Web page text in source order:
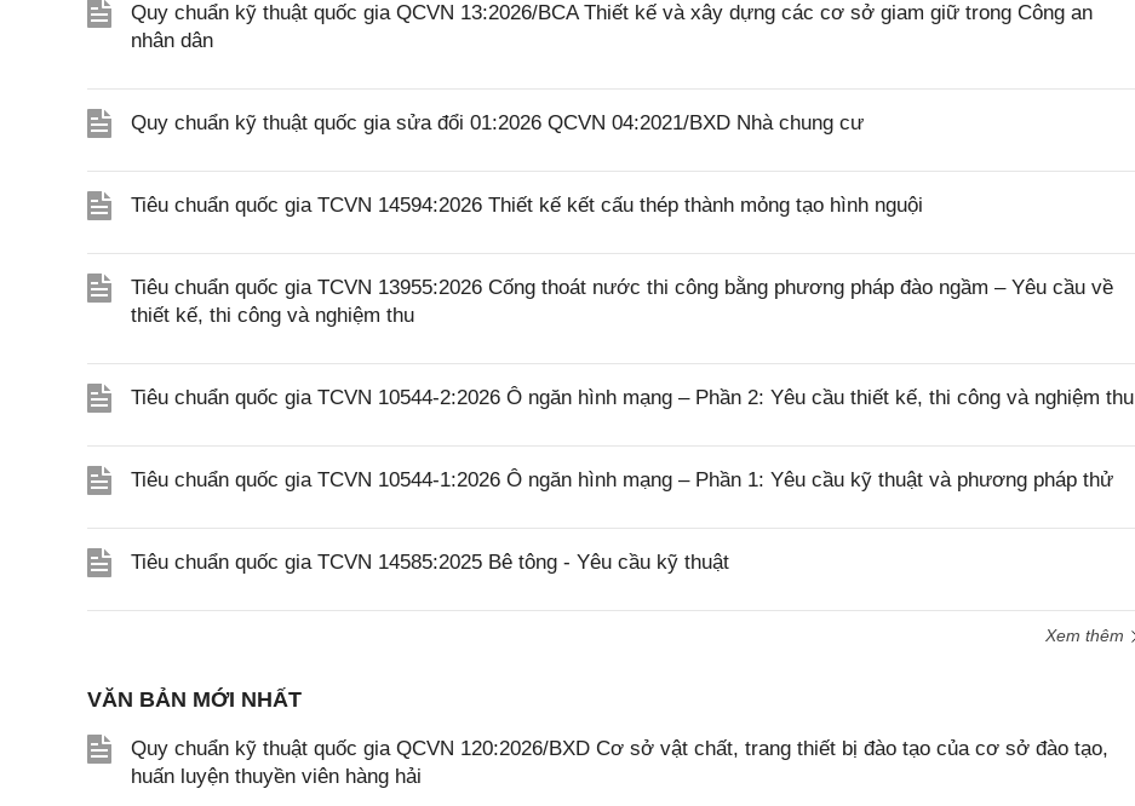
Quy chuẩn kỹ thuật quốc gia QCVN 13:2026/BCA Thiết kế và xây dựng các cơ sở giam giữ trong Công an
nhân dân
Quy chuẩn kỹ thuật quốc gia sửa đổi 01:2026 QCVN 04:2021/BXD Nhà chung cư
Tiêu chuẩn quốc gia TCVN 14594:2026 Thiết kế kết cấu thép thành mỏng tạo hình nguội
Tiêu chuẩn quốc gia TCVN 13955:2026 Cống thoát nước thi công bằng phương pháp đào ngầm – Yêu cầu về
thiết kế, thi công và nghiệm thu
Tiêu chuẩn quốc gia TCVN 10544-2:2026 Ô ngăn hình mạng – Phần 2: Yêu cầu thiết kế, thi công và nghiệm thu
Tiêu chuẩn quốc gia TCVN 10544-1:2026 Ô ngăn hình mạng – Phần 1: Yêu cầu kỹ thuật và phương pháp thử
Tiêu chuẩn quốc gia TCVN 14585:2025 Bê tông - Yêu cầu kỹ thuật
Xem thêm
VĂN BẢN MỚI NHẤT
Quy chuẩn kỹ thuật quốc gia QCVN 120:2026/BXD Cơ sở vật chất, trang thiết bị đào tạo của cơ sở đào tạo,
huấn luyện thuyền viên hàng hải